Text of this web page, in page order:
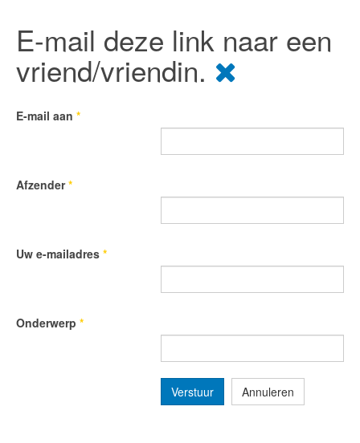
E-mail deze link naar een
vriend/vriendin.
E-mail aan *
Afzender*
Uw e-mailadres *
Onderwerp *
Verstuur Annuleren